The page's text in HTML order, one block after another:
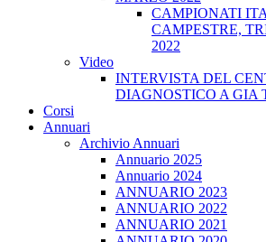
CAMPIONATI
CAMPESTRE,
2022
Video
INTERVISTA DEL
DIAGNOSTICO A GIA
Corsi
Annuari
Archivio Annuari
Annuario 2025
Annuario 2024
ANNUARIO 2023
ANNUARIO 2022
ANNUARIO 2021